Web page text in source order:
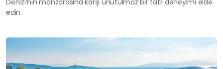
edin.